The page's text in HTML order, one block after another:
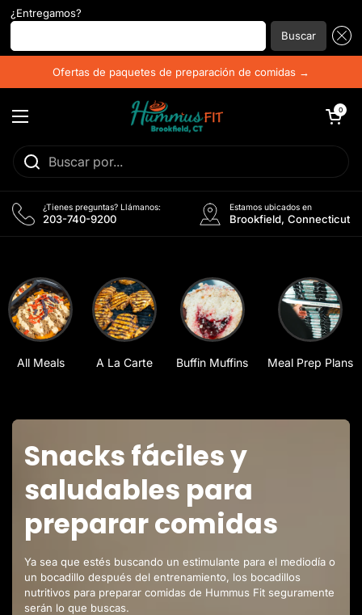
¿Entregamos?
Introduzca su código postal...
Buscar
Ofertas de paquetes de preparación de comidas →
Abrir menú
Abrir carrito
0
¿Tienes preguntas? Llámanos:
203-740-9200
Estamos ubicados en
Brookfield, Connecticut
All Meals A La Carte Buffin Muffins Meal Prep Plans
Snacks fáciles y
saludables para
preparar comidas
Ya sea que estés buscando un estimulante para el mediodía o
un bocadillo después del entrenamiento, los bocadillos
nutritivos para preparar comidas de Hummus Fit seguramente
serán lo que buscas.